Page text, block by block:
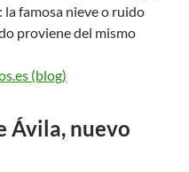
famosa nieve o ruido
proviene del mismo
(blog)
Ávila, nuevo